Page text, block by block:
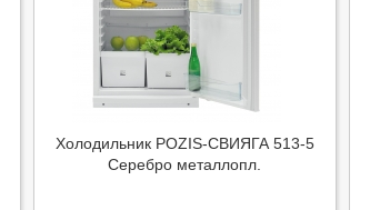
Холодильник POZIS-СВИЯГА 513-5
Серебро металлопл.